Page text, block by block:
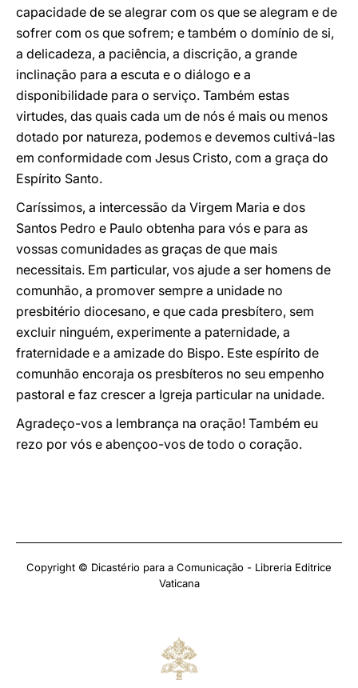
capacidade de se alegrar com os que se alegram e de
sofrer com os que sofrem; e também o domínio de si,
a delicadeza, a paciência, a discrição, a grande
inclinação para a escuta e o diálogo e a
disponibilidade para o serviço. Também estas
virtudes, das quais cada um de nós é mais ou menos
dotado por natureza, podemos e devemos cultivá-las
em conformidade com Jesus Cristo, com a graça do
Espírito Santo.
Caríssimos, a intercessão da Virgem Maria e dos
Santos Pedro e Paulo obtenha para vós e para as
vossas comunidades as graças de que mais
necessitais. Em particular, vos ajude a ser homens de
comunhão, a promover sempre a unidade no
presbitério diocesano, e que cada presbítero, sem
excluir ninguém, experimente a paternidade, a
fraternidade e a amizade do Bispo. Este espírito de
comunhão encoraja os presbíteros no seu empenho
pastoral e faz crescer a Igreja particular na unidade.
Agradeço-vos a lembrança na oração! Também eu
rezo por vós e abençoo-vos de todo o coração.
Copyright © Dicastério para a Comunicação - Libreria Editrice
Vaticana